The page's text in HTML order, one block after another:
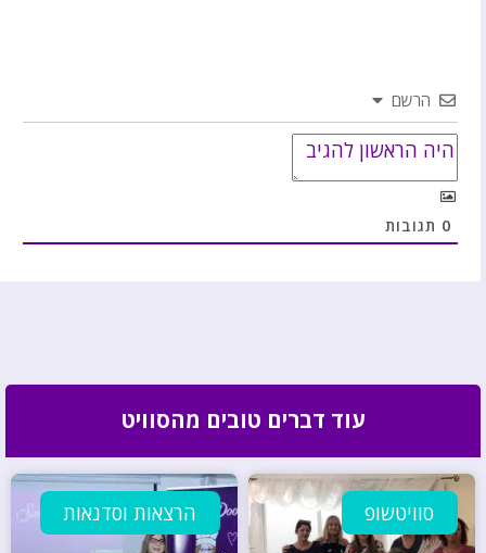
הרשם
0 תגובות
עוד דברים טובים מהסוויט
סוויטשופ הרצאות וסדנאות